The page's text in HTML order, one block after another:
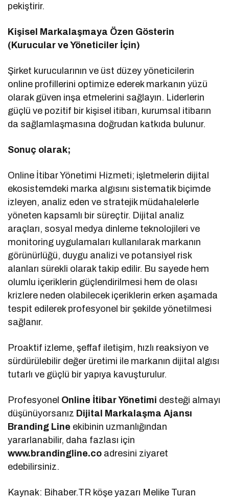
pekiştirir.
Kişisel Markalaşmaya Özen Gösterin
(Kurucular ve Yöneticiler İçin)
Şirket kurucularının ve üst düzey yöneticilerin
online profillerini optimize ederek markanın yüzü
olarak güven inşa etmelerini sağlayın. Liderlerin
güçlü ve pozitif bir kişisel itibarı, kurumsal itibarın
da sağlamlaşmasına doğrudan katkıda bulunur.
Sonuç olarak;
Online İtibar Yönetimi Hizmeti; işletmelerin dijital
ekosistemdeki marka algısını sistematik biçimde
izleyen, analiz eden ve stratejik müdahalelerle
yöneten kapsamlı bir süreçtir. Dijital analiz
araçları, sosyal medya dinleme teknolojileri ve
monitoring uygulamaları kullanılarak markanın
görünürlüğü, duygu analizi ve potansiyel risk
alanları sürekli olarak takip edilir. Bu sayede hem
olumlu içeriklerin güçlendirilmesi hem de olası
krizlere neden olabilecek içeriklerin erken aşamada
tespit edilerek profesyonel bir şekilde yönetilmesi
sağlanır.
Proaktif izleme, şeffaf iletişim, hızlı reaksiyon ve
sürdürülebilir değer üretimi ile markanın dijital algısı
tutarlı ve güçlü bir yapıya kavuşturulur.
Profesyonel Online İtibar Yönetimi desteği almayı
düşünüyorsanız Dijital Markalaşma Ajansı
Branding Line ekibinin uzmanlığından
yararlanabilir, daha fazlası için
www.brandingline.co adresini ziyaret
edebilirsiniz.
Kaynak: Bihaber.TR köşe yazarı Melike Turan